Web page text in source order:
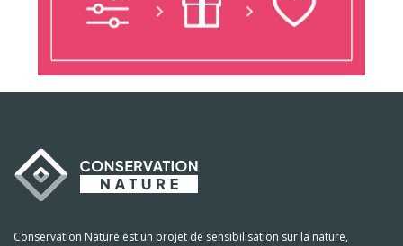
Conservation Nature est un projet de sensibilisation sur la nature,